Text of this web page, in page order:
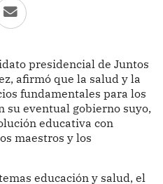
presidencial de Juntos
afirmó que la salud y la
fundamentales para los
su eventual gobierno suyo,
educativa con
maestros y los
educación y salud, el